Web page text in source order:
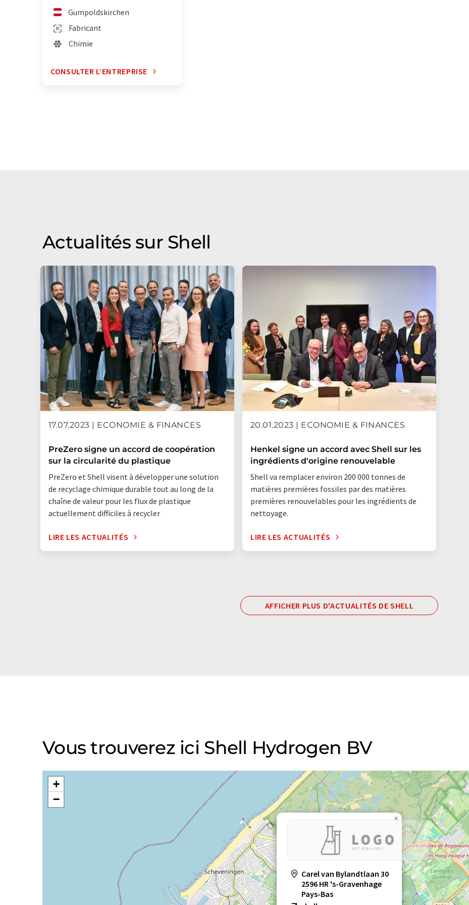
Gumpoldskirchen
Fabricant
Chimie
CONSULTER L’ENTREPRISE
Actualités sur Shell
17.07.2023 | ECONOMIE & FINANCES
PreZero signe un accord de coopération
sur la circularité du plastique
PreZero et Shell visent à développer une solution
de recyclage chimique durable tout au long de la
chaîne de valeur pour les flux de plastique
actuellement difficiles à recycler
LIRE LES ACTUALITÉS
20.01.2023 | ECONOMIE & FINANCES
Henkel signe un accord avec Shell sur les
ingrédients d'origine renouvelable
Shell va remplacer environ 200 000 tonnes de
matières premières fossiles par des matières
premières renouvelables pour les ingrédients de
nettoyage.
LIRE LES ACTUALITÉS
AFFICHER PLUS D'ACTUALITÉS DE SHELL
Vous trouverez ici Shell Hydrogen BV
Carel van Bylandtlaan 30
2596 HR 's-Gravenhage
Pays-Bas
×
+
−